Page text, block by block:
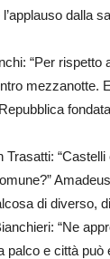
dalla
“Per
mezzanotte.
Trasatti:
di diverso,
“Ne
palco e città